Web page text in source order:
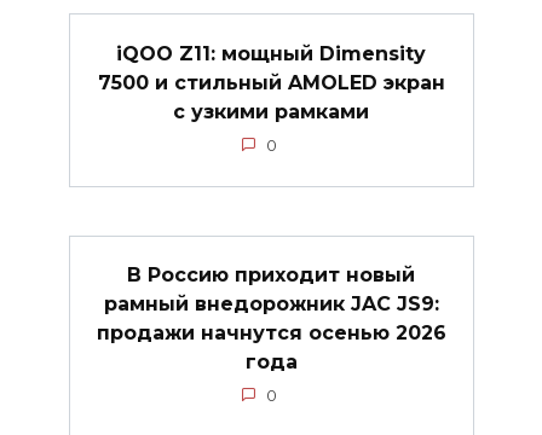
iQOO Z11: мощный Dimensity
7500 и стильный AMOLED экран
с узкими рамками
0
В Россию приходит новый
рамный внедорожник JAC JS9:
продажи начнутся осенью 2026
года
0